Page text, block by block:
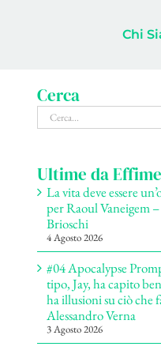
Chi
Cerca
Cerca
per:
Ultime da
La vita deve essere
per Raoul Vaneigem
Brioschi
4 Agosto 2026
#04 Apocalypse
tipo, Jay, ha capito
ha illusioni su ciò che
Alessandro Verna
3 Agosto 2026